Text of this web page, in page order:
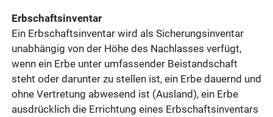
Erbschaftsinventar
Ein Erbschaftsinventar wird als Sicherungsinventar
unabhängig von der Höhe des Nachlasses verfügt,
wenn ein Erbe unter umfassender Beistandschaft
steht oder darunter zu stellen ist, ein Erbe dauernd und
ohne Vertretung abwesend ist (Ausland), ein Erbe
ausdrücklich die Errichtung eines Erbschaftsinventars